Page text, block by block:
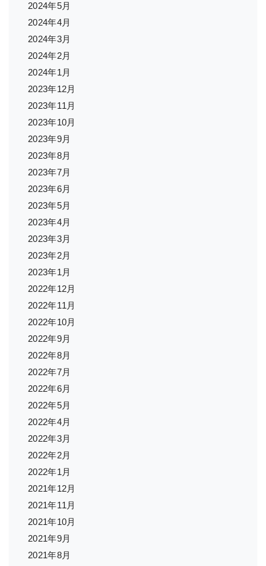
2024年5月
2024年4月
2024年3月
2024年2月
2024年1月
2023年12月
2023年11月
2023年10月
2023年9月
2023年8月
2023年7月
2023年6月
2023年5月
2023年4月
2023年3月
2023年2月
2023年1月
2022年12月
2022年11月
2022年10月
2022年9月
2022年8月
2022年7月
2022年6月
2022年5月
2022年4月
2022年3月
2022年2月
2022年1月
2021年12月
2021年11月
2021年10月
2021年9月
2021年8月